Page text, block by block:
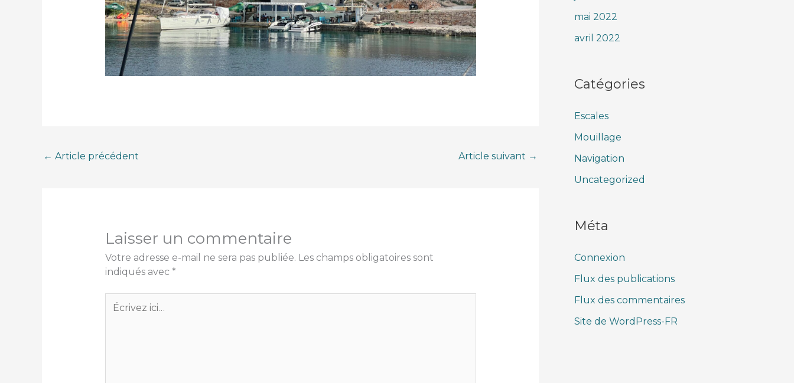
← Article précédent Article suivant →
Laisser un commentaire
Votre adresse e-mail ne sera pas publiée. Les champs obligatoires sont
indiqués avec *
Écrivez
ici…
mai 2022
avril 2022
Catégories
Escales
Mouillage
Navigation
Uncategorized
Méta
Connexion
Flux des publications
Flux des commentaires
Site de WordPress-FR